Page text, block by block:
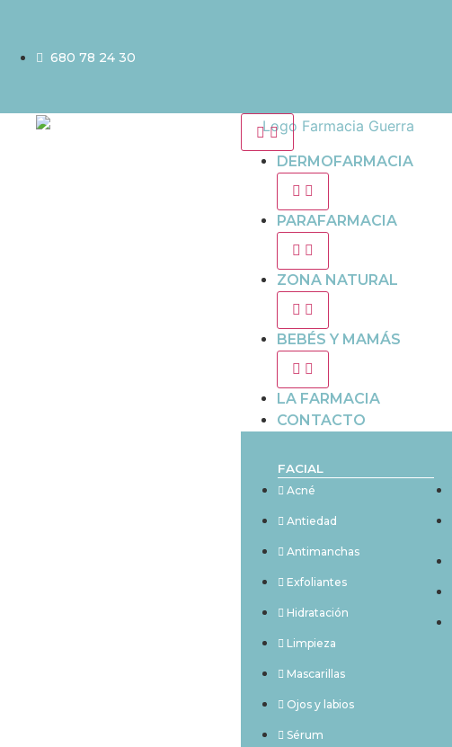
680 78 24 30
DERMOFARMACIA
PARAFARMACIA
ZONA NATURAL
BEBÉS Y MAMÁS
LA FARMACIA
CONTACTO
FACIAL
Acné
Antiedad
Antimanchas
Exfoliantes
Hidratación
Limpieza
Mascarillas
Ojos y labios
Sérum